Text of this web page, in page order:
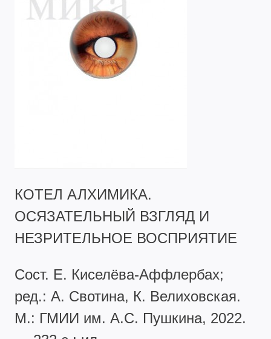
КОТЕЛ АЛХИМИКА.
ОСЯЗАТЕЛЬНЫЙ ВЗГЛЯД И
НЕЗРИТЕЛЬНОЕ ВОСПРИЯТИЕ
Сост. Е. Киселёва-Аффлербах;
ред.: А. Свотина, К. Велиховская.
М.: ГМИИ им. А.С. Пушкина, 2022.